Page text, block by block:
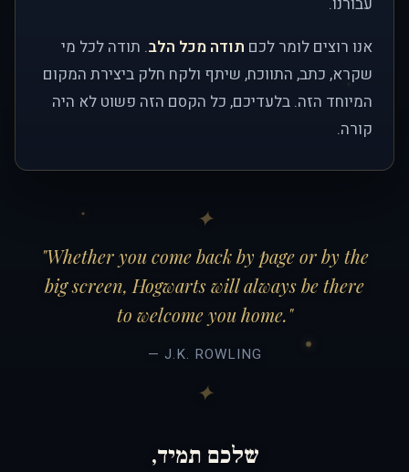
אנו רוצים לומר לכם תודה מכל הלב. תודה לכל מי
שקרא, כתב, התווכח, שיתף ולקח חלק ביצירת המקום
המיוחד הזה. בלעדיכם, כל הקסם הזה פשוט לא היה
קורה.
"Whether you come back by page or by the
big screen, Hogwarts will always be there
to welcome you home."
— J.K. ROWLING
שלכם תמיד,